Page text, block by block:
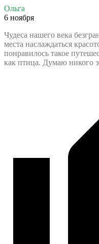
Ольга
6 ноября
Чудеса нашего века
места наслаждаться
понравилось такое
как птица. Думаю никого